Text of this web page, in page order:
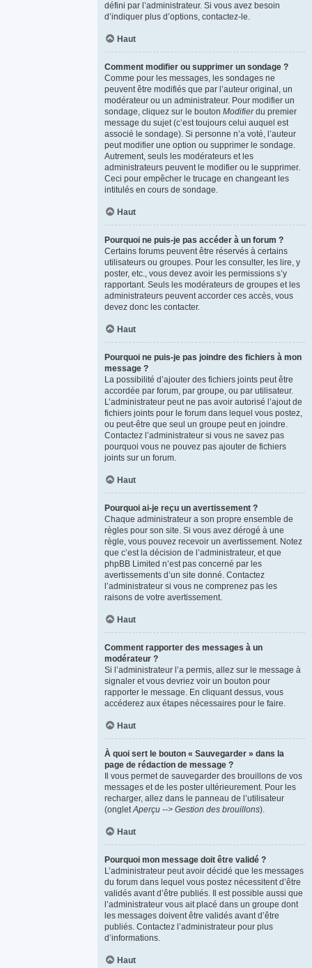
défini par l’administrateur. Si vous avez besoin
d’indiquer plus d’options, contactez-le.
Haut
Comment modifier ou supprimer un sondage ?
Comme pour les messages, les sondages ne
peuvent être modifiés que par l’auteur original, un
modérateur ou un administrateur. Pour modifier un
sondage, cliquez sur le bouton Modifierdu premier
message du sujet (c’est toujours celui auquel est
associé le sondage). Si personne n’a voté, l’auteur
peut modifier une option ou supprimer le sondage.
Autrement, seuls les modérateurs et les
administrateurs peuvent le modifier ou le supprimer.
Ceci pour empêcher le trucage en changeant les
intitulés en cours de sondage.
Haut
Pourquoi ne puis-je pas accéder à un forum ?
Certains forums peuvent être réservés à certains
utilisateurs ou groupes. Pour les consulter, les lire, y
poster, etc., vous devez avoir les permissions s’y
rapportant. Seuls les modérateurs de groupes et les
administrateurs peuvent accorder ces accès, vous
devez donc les contacter.
Haut
Pourquoi ne puis-je pas joindre des fichiers à mon
message ?
La possibilité d’ajouter des fichiers joints peut être
accordée par forum, par groupe, ou par utilisateur.
L’administrateur peut ne pas avoir autorisé l’ajout de
fichiers joints pour le forum dans lequel vous postez,
ou peut-être que seul un groupe peut en joindre.
Contactez l’administrateur si vous ne savez pas
pourquoi vous ne pouvez pas ajouter de fichiers
joints sur un forum.
Haut
Pourquoi ai-je reçu un avertissement ?
Chaque administrateur a son propre ensemble de
règles pour son site. Si vous avez dérogé à une
règle, vous pouvez recevoir un avertissement. Notez
que c’est la décision de l’administrateur, et que
phpBB Limited n’est pas concerné par les
avertissements d’un site donné. Contactez
l’administrateur si vous ne comprenez pas les
raisons de votre avertissement.
Haut
Comment rapporter des messages à un
modérateur ?
Si l’administrateur l’a permis, allez sur le message à
signaler et vous devriez voir un bouton pour
rapporter le message. En cliquant dessus, vous
accéderez aux étapes nécessaires pour le faire.
Haut
À quoi sert le bouton « Sauvegarder » dans la
page de rédaction de message ?
Il vous permet de sauvegarder des brouillons de vos
messages et de les poster ultérieurement. Pour les
recharger, allez dans le panneau de l’utilisateur
(ongletAperçu --> Gestion des brouillons).
Haut
Pourquoi mon message doit être validé ?
L’administrateur peut avoir décidé que les messages
du forum dans lequel vous postez nécessitent d’être
validés avant d’être publiés. Il est possible aussi que
l’administrateur vous ait placé dans un groupe dont
les messages doivent être validés avant d’être
publiés. Contactez l’administrateur pour plus
d’informations.
Haut